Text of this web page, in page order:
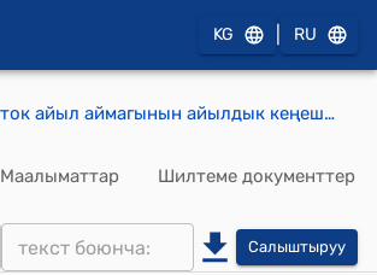
KG RU
Орток айыл аймагынын айылдык кеңешинин 2023-жылдын 28-февралындагы № 3 "Орток айыл аймагындагы “Найман-Булак” ИСКАКБнын тарифтерин бекитүү жөнүндө" токтому
Маалыматтар Шилтеме документтер
Салыштыруу